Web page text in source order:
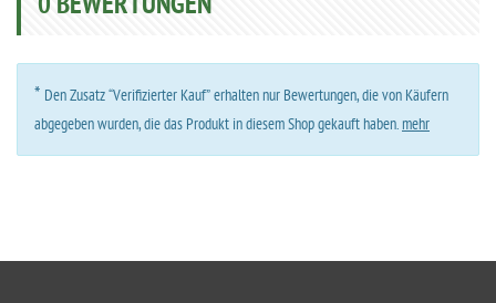
* Den Zusatz “Verifizierter Kauf” erhalten nur Bewertungen, die von Käufern
abgegeben wurden, die das Produkt in diesem Shop gekauft haben.mehr